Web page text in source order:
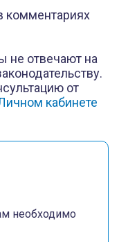
комментариях
не отвечают на
от
кабинете
необходимо